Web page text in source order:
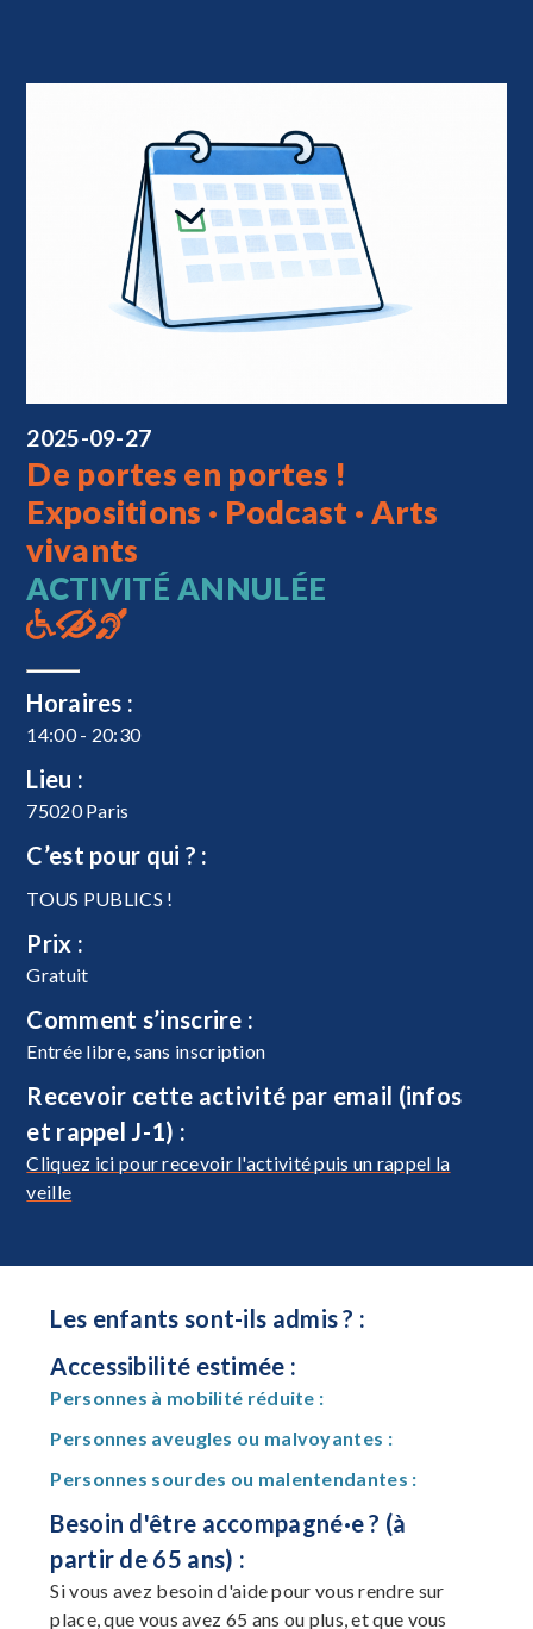
2025-09-27
De portes en portes !
Expositions · Podcast · Arts
vivants
ACTIVITÉ ANNULÉE
Horaires :
14:00 - 20:30
Lieu :
75020 Paris
C’est pour qui ? :
TOUS PUBLICS !
Prix :
Gratuit
Comment s’inscrire :
Entrée libre, sans inscription
Recevoir cette activité par email (infos
et rappel J-1) :
Cliquez ici pour recevoir l'activité puis un rappel la
veille
Les enfants sont-ils admis ? :
Accessibilité estimée :
Personnes à mobilité réduite :
Personnes aveugles ou malvoyantes :
Personnes sourdes ou malentendantes :
Besoin d'être accompagné·e ? (à
partir de 65 ans) :
Si vous avez besoin d'aide pour vous rendre sur
place, que vous avez 65 ans ou plus, et que vous